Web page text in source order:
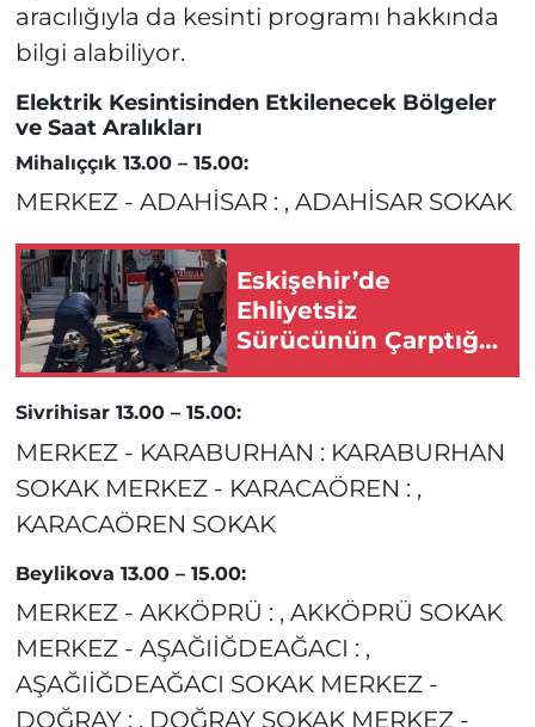
aracılığıyla da kesinti programı hakkında
bilgi alabiliyor.
Elektrik Kesintisinden Etkilenecek Bölgeler
ve Saat Aralıkları
Mihalıççık 13.00 – 15.00:
MERKEZ - ADAHİSAR : , ADAHİSAR SOKAK
Eskişehir’de
Ehliyetsiz
Sürücünün Çarptığı
Yaya Yaralandı!
Sivrihisar 13.00 – 15.00:
MERKEZ - KARABURHAN : KARABURHAN
SOKAK MERKEZ - KARACAÖREN : ,
KARACAÖREN SOKAK
Beylikova 13.00 – 15.00:
MERKEZ - AKKÖPRÜ : , AKKÖPRÜ SOKAK
MERKEZ - AŞAĞIİĞDEAĞACI : ,
AŞAĞIİĞDEAĞACI SOKAK MERKEZ -
DOĞRAY : , DOĞRAY SOKAK MERKEZ -